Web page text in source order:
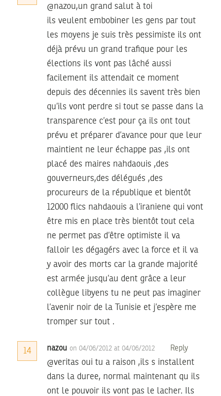
@nazou,un grand salut à toi
ils veulent embobiner les gens par tout
les moyens je suis très pessimiste ils ont
déjà prévu un grand trafique pour les
élections ils vont pas lâché aussi
facilement ils attendait ce moment
depuis des décennies ils savent très bien
qu’ils vont perdre si tout se passe dans la
transparence c’est pour ça ils ont tout
prévu et préparer d’avance pour que leur
maintient ne leur échappe pas ,ils ont
placé des maires nahdaouis ,des
gouverneurs,des délégués ,des
procureurs de la république et bientôt
12000 flics nahdaouis a l’iraniene qui vont
être mis en place très bientôt tout cela
ne permet pas d’être optimiste il va
falloir les dégagérs avec la force et il va
y avoir des morts car la grande majorité
est armée jusqu’au dent grâce a leur
collègue libyens tu ne peut pas imaginer
l’avenir noir de la Tunisie et j’espère me
tromper sur tout .
14 nazou on 04/06/2012 at 04/06/2012 Reply
@veritas oui tu a raison ,ils s installent
dans la duree, normal maintenant qu ils
ont le pouvoir ils vont pas le lacher. Ils